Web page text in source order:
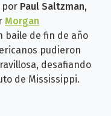
por Paul Saltzman,
Morgan
baile de fin de año
pudieron
desafiando
de Mississippi.